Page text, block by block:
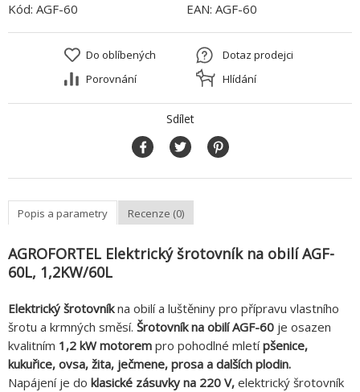
Kód: AGF-60 EAN: AGF-60
Do oblíbených
Porovnání
Dotaz prodejci
Hlídání
Sdílet
Popis a parametry Recenze (0)
AGROFORTEL Elektrický šrotovník na obilí AGF-
60L, 1,2KW/60L
Elektrický šrotovníkna obilí a luštěniny pro přípravu vlastního
šrotu a krmných směsí. Šrotovník na obilí AGF-60 je osazen
kvalitním 1,2 kWmotorem pro pohodlné mletípšenice,
kukuřice, ovsa, žita, ječmene, prosa a dalších plodin.
Napájení je do klasické zásuvky na 220 V, elektrický šrotovník